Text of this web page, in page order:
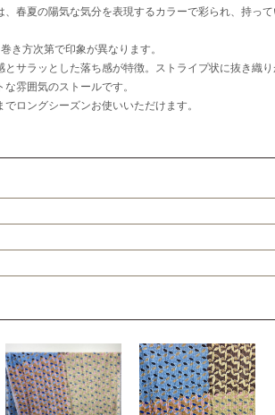
春夏の陽気な気分を表現するカラーで彩られ、持っ
き方次第で印象が異なります。
サラッとした落ち感が特徴。ストライプ状に抜き織り
雰囲気のストールです。
ロングシーズンお使いいただけます。